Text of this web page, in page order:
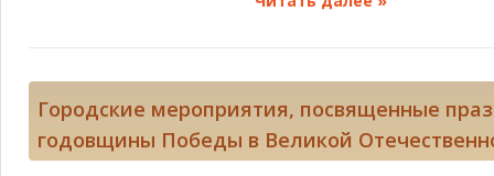
Городские мероприятия, посвященные
годовщины Победы в Великой